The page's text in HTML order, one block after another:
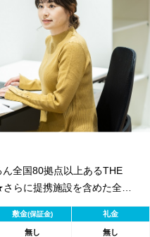
全国80拠点以上あるTHE
らに提携施設を含めた全
敷金(保証金) 礼金
無し 無し